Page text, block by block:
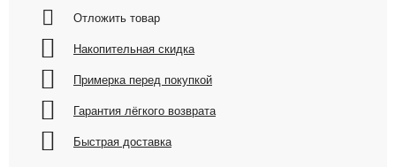
Отложить товар
Накопительная скидка
Примерка перед покупкой
Гарантия лёгкого возврата
Быстрая доставка